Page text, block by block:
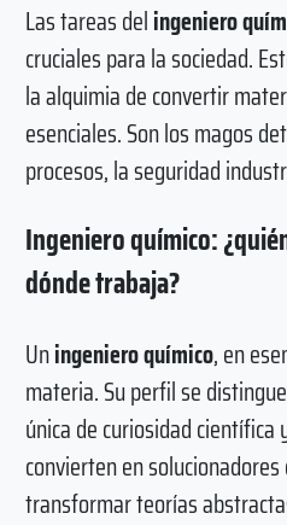
Las tareas delingeniero
cruciales para la sociedad.
la alquimia de convertir
esenciales. Son los magos
procesos, la seguridad
Ingeniero químico:
dónde trabaja?
Uningeniero químico, en
materia. Su perfil se
única de curiosidad científica
convierten en
transformar teorías